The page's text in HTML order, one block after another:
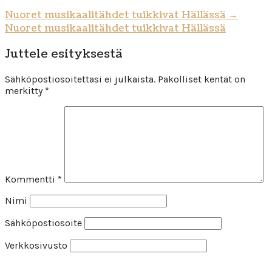
Nuoret musikaalitähdet tuikkivat Hällässä →
Nuoret musikaalitähdet tuikkivat Hällässä
Juttele esityksestä
Sähköpostiosoitettasi ei julkaista. Pakolliset kentät on
merkitty *
Kommentti *
Nimi
Sähköpostiosoite
Verkkosivusto